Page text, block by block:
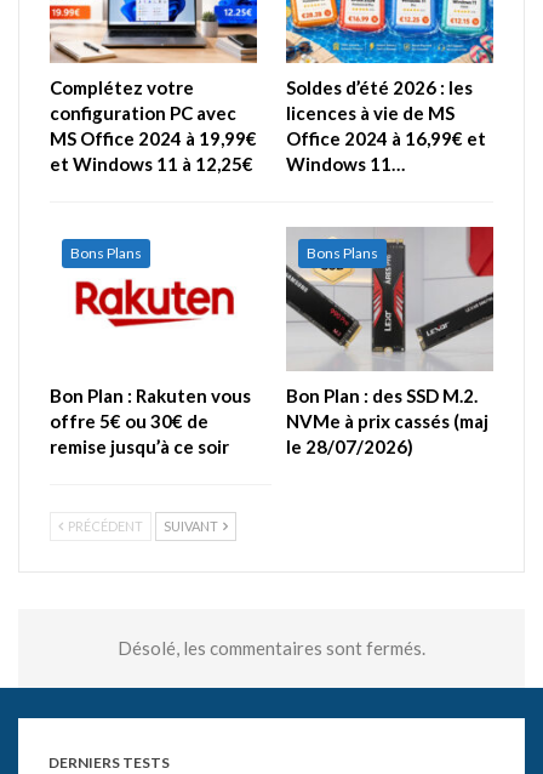
Complétez votre
configuration PC avec
MS Office 2024 à 19,99€
et Windows 11 à 12,25€
Soldes d’été 2026 : les
licences à vie de MS
Office 2024 à 16,99€ et
Windows 11…
Bons Plans
Bon Plan : Rakuten vous
offre 5€ ou 30€ de
remise jusqu’à ce soir
Bons Plans
Bon Plan : des SSD M.2.
NVMe à prix cassés (maj
le 28/07/2026)
PRÉCÉDENT SUIVANT
Désolé, les commentaires sont fermés.
DERNIERS TESTS